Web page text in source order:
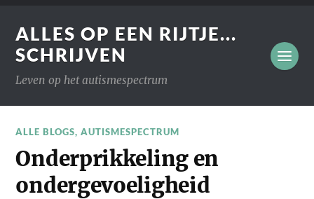
ALLES OP EEN RIJTJE...
SCHRIJVEN
Leven op het autismespectrum
ALLE BLOGS,AUTISMESPECTRUM
Onderprikkeling en
ondergevoeligheid